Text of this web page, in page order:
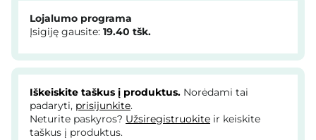
Lojalumo programa
Įsigiję gausite: 19.40 tšk.
Iškeiskite taškus į produktus. Norėdami tai
padaryti, prisijunkite.
Neturite paskyros? Užsiregistruokite ir keiskite
taškus į produktus.